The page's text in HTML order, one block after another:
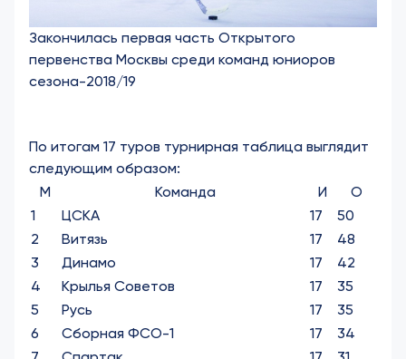
Закончилась первая часть Открытого
первенства Москвы среди команд юниоров
сезона-2018/19
По итогам 17 туров турнирная таблица выглядит
следующим образом:
М
Команда И
О
1
ЦСКА 17
50
2
Витязь 17
48
3
Динамо 17
42
4
Крылья Советов 17
35
5
Русь 17
35
6
Сборная ФСО-1 17
34